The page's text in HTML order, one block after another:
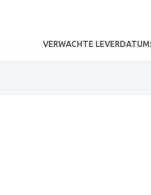
VERWACHTE LEVERDATUM: